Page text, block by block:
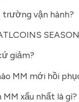
vận hành?
giảm?
MM mới hồi
MM xấu nhất là gì?